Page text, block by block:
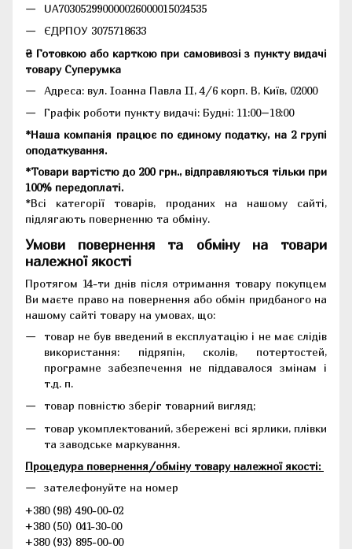
UA703052990000026000015024535
ЄДРПОУ 3075718633
₴ Готовкою або карткою при самовивозі з пункту видачі
товару Суперумка
Адреса: вул. Іоанна Павла II, 4/6 корп. В, Київ, 02000
Графік роботи пункту видачі: Будні: 11:00–18:00
*Наша компанія працює по єдиному податку, на 2 групі
оподаткування.
*Товари вартістю до 200 грн., відправляються тільки при
100% передоплаті.
*Всі категорії товарів, проданих на нашому сайті,
підлягають поверненню та обміну.
Умови повернення та обміну на товари
належної якості
Протягом 14-ти днів після отримання товару покупцем
Ви маєте право на повернення або обмін придбаного на
нашому сайті товару на умовах, що:
товар не був введений в експлуатацію і не має слідів
використання: підряпін, сколів, потертостей,
програмне забезпечення не піддавалося змінам і
т.д. п.
товар повністю зберіг товарний вигляд;
товар укомплектований, збережені всі ярлики, плівки
та заводське маркування.
Процедура повернення/обміну товару належної якості:
зателефонуйте на номер
+380 (98) 490-00-02
+380 (50) 041-30-00
+380 (93) 895-00-00